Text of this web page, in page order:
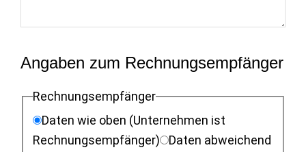
Angaben zum Rechnungsempfänger
Rechnungsempfänger
Daten wie oben (Unternehmen ist
Rechnungsempfänger)
Daten abweichend